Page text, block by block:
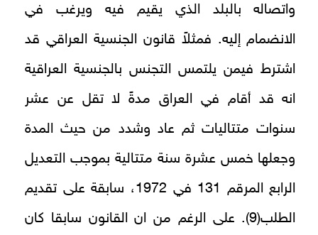
واتصاله بالبلد الذي يقيم فيه ويرغب في
الانضمام إليه. فمثلاً قانون الجنسية العراقي قد
اشترط فيمن يلتمس التجنس بالجنسية العراقية
انه قد أقام في العراق مدةً لا تقل عن عشر
سنوات متتاليات ثم عاد وشدد من حيث المدة
وجعلها خمس عشرة سنة متتالية بموجب التعديل
الرابع المرقم 131 في 1972، سابقة على تقديم
الطلب(9). على الرغم من ان القانون سابقا كان